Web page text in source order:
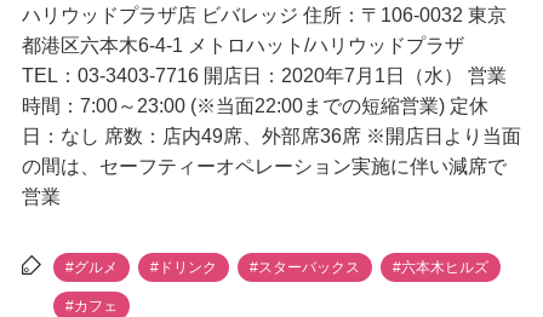
ハリウッドプラザ店 ビバレッジ 住所：〒106-0032 東京
都港区六本木6-4-1 メトロハット/ハリウッドプラザ
TEL：03-3403-7716 開店日：2020年7月1日（水） 営業
時間：7:00～23:00 (※当面22:00までの短縮営業) 定休
日：なし 席数：店内49席、外部席36席 ※開店日より当面
の間は、セーフティーオペレーション実施に伴い減席で
営業
#グルメ #ドリンク #スターバックス #六本木ヒルズ
#カフェ